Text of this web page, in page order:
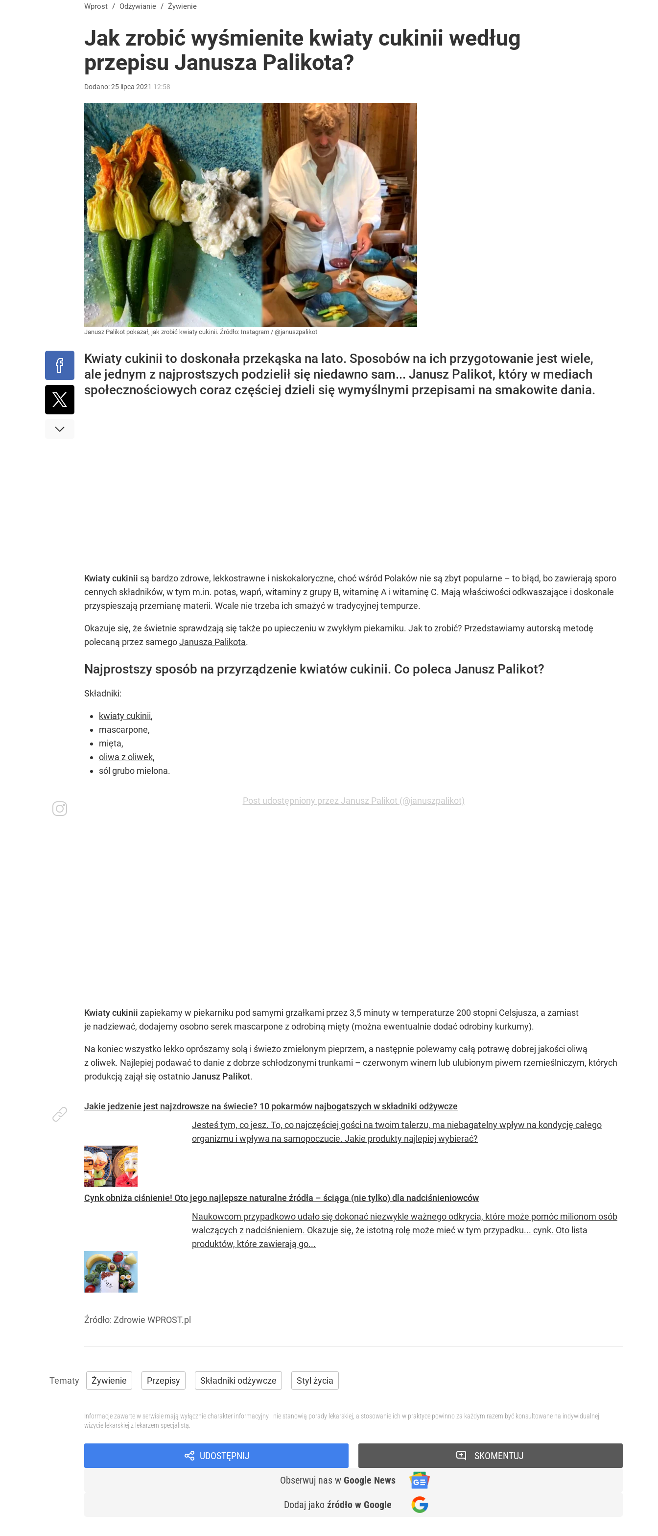
Wprost / Odżywianie / Żywienie
Jak zrobić wyśmienite kwiaty cukinii według
przepisu Janusza Palikota?
Dodano:25 lipca 2021 12:58
Janusz Palikot pokazał, jak zrobić kwiaty cukinii. Źródło: Instagram / @januszpalikot
Kwiaty cukinii to doskonała przekąska na lato. Sposobów na ich przygotowanie jest wiele,
ale jednym z najprostszych podzielił się niedawno sam... Janusz Palikot, który w mediach
społecznościowych coraz częściej dzieli się wymyślnymi przepisami na smakowite dania.
Kwiaty cukinii są bardzo zdrowe, lekkostrawne i niskokaloryczne, choć wśród Polaków nie są zbyt popularne – to błąd, bo zawierają sporo
cennych składników, w tym m.in. potas, wapń, witaminy z grupy B, witaminę A i witaminę C. Mają właściwości odkwaszające i doskonale
przyspieszają przemianę materii. Wcale nie trzeba ich smażyć w tradycyjnej tempurze.
Okazuje się, że świetnie sprawdzają się także po upieczeniu w zwykłym piekarniku. Jak to zrobić? Przedstawiamy autorską metodę
polecaną przez samegoJanusza Palikota.
Najprostszy sposób na przyrządzenie kwiatów cukinii. Co poleca Janusz Palikot?
Składniki:
kwiaty cukinii,
mascarpone,
mięta,
oliwa z oliwek,
sól grubo mielona.
Post udostępniony przez Janusz Palikot (@januszpalikot)
Kwiaty cukinii zapiekamy w piekarniku pod samymi grzałkami przez 3,5 minuty w temperaturze 200 stopni Celsjusza, a zamiast
je nadziewać, dodajemy osobno serek mascarpone z odrobiną mięty (można ewentualnie dodać odrobiny kurkumy).
Na koniec wszystko lekko oprószamy solą i świeżo zmielonym pieprzem, a następnie polewamy całą potrawę dobrej jakości oliwą
z oliwek. Najlepiej podawać to danie z dobrze schłodzonymi trunkami – czerwonym winem lub ulubionym piwem rzemieślniczym, których
produkcją zajął się ostatnioJanusz Palikot.
Jakie jedzenie jest najzdrowsze na świecie? 10 pokarmów najbogatszych w składniki odżywcze
Jesteś tym, co jesz. To, co najczęściej gości na twoim talerzu, ma niebagatelny wpływ na kondycję całego
organizmu i wpływa na samopoczucie. Jakie produkty najlepiej wybierać?
Cynk obniża ciśnienie! Oto jego najlepsze naturalne źródła – ściąga (nie tylko) dla nadciśnieniowców
Naukowcom przypadkowo udało się dokonać niezwykle ważnego odkrycia, które może pomóc milionom osób
walczących z nadciśnieniem. Okazuje się, że istotną rolę może mieć w tym przypadku... cynk. Oto lista
produktów, które zawierają go...
Źródło: Zdrowie WPROST.pl
Żywienie Przepisy Składniki odżywcze Styl życia
Informacje zawarte w serwisie mają wyłącznie charakter informacyjny i nie stanowią porady lekarskiej, a stosowanie ich w praktyce powinno za każdym razem być konsultowane na indywidualnej
wizycie lekarskiej z lekarzem specjalistą.
UDOSTĘPNIJ
Obserwuj nas w Google News
Dodaj jako źródło w Google
SKOMENTUJ